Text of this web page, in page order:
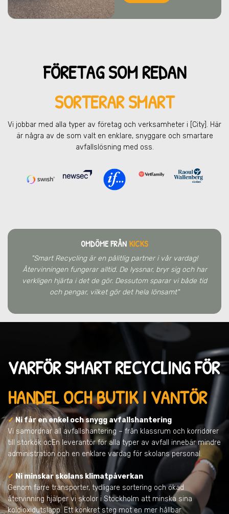
FÖRETAG SOM REDAN
SORTERAR SMART
Vi jobbar med alla typer av företag och verksamheter i [City] . Här
är några av de som valt en enklare, snyggare och smartare
avfallslösning med oss.
OMDÖME FRÅN KICKS
"Smart Recycling är en pålitlig partner i vår vardag!
Återvinningen fungerar alltid. De lyssnar, bryr sig och har
verkligen hjärta i det de gör. Dessutom sparar vi både tid
och pengar, vilket gör det hela lönsamt"
VARFÖR SMART RECYCLING FÖR
HANDEL OCH BUTIK I VANTÖR
✓Ni får en enkel och snygg avfallshantering
Vi samordnar all avfallshantering – från klassrum och korridorer
till storkök ocEn leverantör för alla typer av avfall innebär mindre
administration och en enklare vardag för skolans personal.
✓ Ni minskar skolans klimatpåverkan
Genom färre transporter, tydligare sortering och ökad
återvinning hjälper vi skolor i Stockholm att minska sina
koldioxidutsläpp. Ett konkret steg mot en mer hållbar